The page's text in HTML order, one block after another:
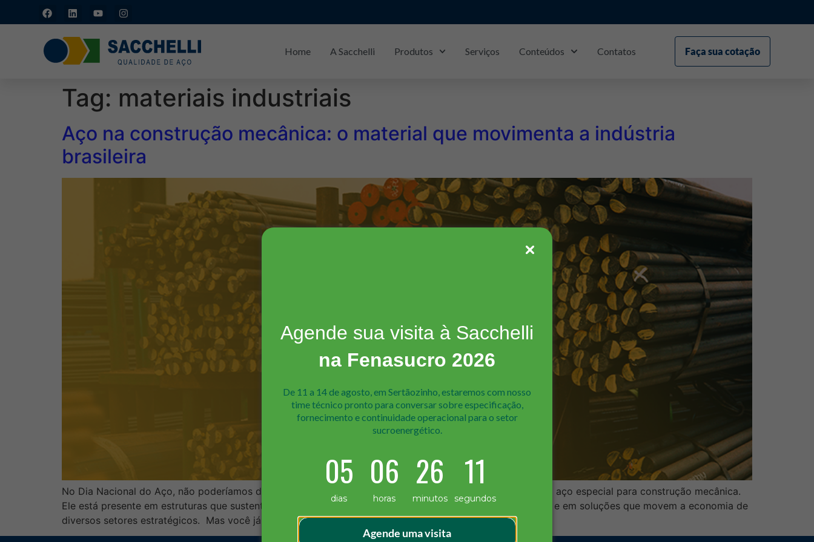
Agende sua visita à Sacchelli
na Fenasucro 2026
De 11 a 14 de agosto, em Sertãozinho, estaremos com nosso
time técnico pr onto para conversar sobre especificação,
fornecimento e continuidade operacional para o setor
sucroenergético.
05
dias
06
horas
26
minutos
10
segundos
Agende uma visita
Home A Sacchelli Produtos Serviços Conteúdos Contatos Faça sua cotação
Tag: materiais industriais
Aço na construção mecânica: o material que movimenta a indústria
brasileira
No Dia Nacional do Aço, não poderíamos deixar de destacar um dos maiores protagonistas da indústria: o aço especial para construção mecânica.
Ele está presente em estruturas que sustentam grandes máquinas, em peças que exigem máxima precisão e em soluções que movem a economia de
diversos setores estratégicos. Mas você já parou para pensar na […]